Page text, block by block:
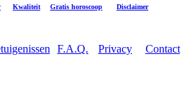
Kwaliteit Gratis horoscoop Disclaimer
F.A.Q. Privacy Contact